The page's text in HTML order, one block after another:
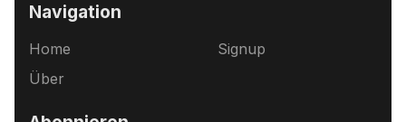
Navigation
Home
Über
Signup